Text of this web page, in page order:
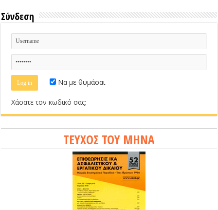
Σύνδεση
Να με θυμάσαι
Χάσατε τον κωδικό σας;
ΤΕΥΧΟΣ ΤΟΥ ΜΗΝΑ